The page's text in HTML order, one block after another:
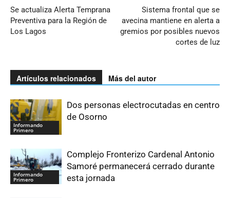
Se actualiza Alerta Temprana
Preventiva para la Región de
Los Lagos
Sistema frontal que se
avecina mantiene en alerta a
gremios por posibles nuevos
cortes de luz
Artículos relacionados Más del autor
Informando
Primero
Dos personas electrocutadas en centro
de Osorno
Informando
Primero
Complejo Fronterizo Cardenal Antonio
Samoré permanecerá cerrado durante
esta jornada